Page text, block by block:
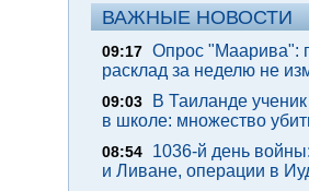
ВАЖНЫЕ НОВОСТИ
09:17 Опрос "Mаарива":
расклад за неделю не
09:03
В Таиланде
в школе: множество
08:54
1036-й день
и Ливане, операции в